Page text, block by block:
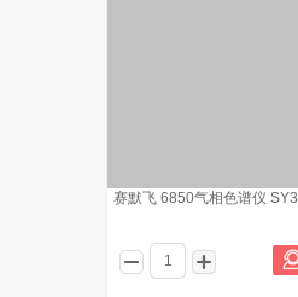
赛默飞 6850气相色谱仪